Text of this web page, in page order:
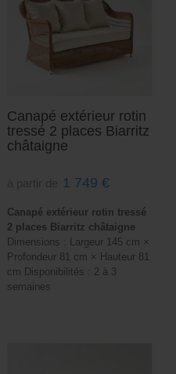
Canapé extérieur rotin
tressé 2 places Biarritz
châtaigne
1 749 €
Canapé extérieur rotin tressé
2 places Biarritz châtaigne
Dimensions : Largeur 145 cm ×
Profondeur 81 cm × Hauteur 81
cm Disponibilités : 2 à 3
semaines